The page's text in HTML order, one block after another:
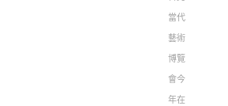
當代
藝術
博覽
會今
年在